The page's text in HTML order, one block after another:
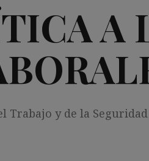
A
Trabajo y de la Seguridad